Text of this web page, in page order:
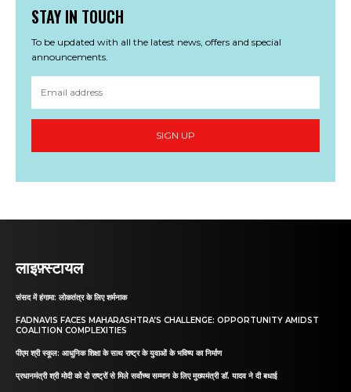
STAY IN TOUCH
To be updated with all the latest news, offers and special
announcements.
SIGN UP
लाइफ़्स्टायल
संसद में हंगामा: लोकतंत्र के लिए शर्मनाक
FADNAVIS FACES MAHARASHTRA’S CHALLENGE: OPPORTUNITY AMIDST
COALITION COMPLEXITIES
पीएम श्री स्कूल: आधुनिक शिक्षा के साथ राष्ट्र के युवाओं के भविष्य का निर्माण
प्रधानमंत्री श्री मोदी को दो राष्ट्रों से मिले सर्वोच्च सम्मान के लिए मुख्यमंत्री डॉ. यादव ने दी बधाई